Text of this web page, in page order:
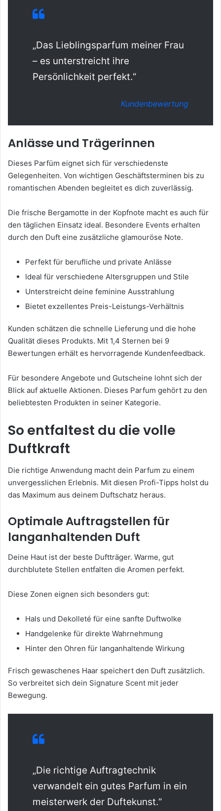
„Das Lieblingsparfum meiner Frau
– es unterstreicht ihre
Persönlichkeit perfekt.“
Kundenbewertung
Anlässe und Trägerinnen
Dieses Parfüm eignet sich für verschiedenste
Gelegenheiten. Von wichtigen Geschäftsterminen bis zu
romantischen Abenden begleitet es dich zuverlässig.
Die frische Bergamotte in der Kopfnote macht es auch für
den täglichen Einsatz ideal. Besondere Events erhalten
durch den Duft eine zusätzliche glamouröse Note.
Perfekt für berufliche und private Anlässe
Ideal für verschiedene Altersgruppen und Stile
Unterstreicht deine feminine Ausstrahlung
Bietet exzellentes Preis-Leistungs-Verhältnis
Kunden schätzen die schnelle Lieferung und die hohe
Qualität dieses Produkts. Mit 1,4 Sternen bei 9
Bewertungen erhält es hervorragende Kundenfeedback.
Für besondere Angebote und Gutscheine lohnt sich der
Blick auf aktuelle Aktionen. Dieses Parfum gehört zu den
beliebtesten Produkten in seiner Kategorie.
So entfaltest du die volle
Duftkraft
Die richtige Anwendung macht dein Parfum zu einem
unvergesslichen Erlebnis. Mit diesen Profi-Tipps holst du
das Maximum aus deinem Duftschatz heraus.
Optimale Auftragstellen für
langanhaltenden Duft
Deine Haut ist der beste Duftträger. Warme, gut
durchblutete Stellen entfalten die Aromen perfekt.
Diese Zonen eignen sich besonders gut:
Hals und Dekolleté für eine sanfte Duftwolke
Handgelenke für direkte Wahrnehmung
Hinter den Ohren für langanhaltende Wirkung
Frisch gewaschenes Haar speichert den Duft zusätzlich.
So verbreitet sich dein Signature Scent mit jeder
Bewegung.
„Die richtige Auftragtechnik
verwandelt ein gutes Parfum in ein
meisterwerk der Duftekunst.“